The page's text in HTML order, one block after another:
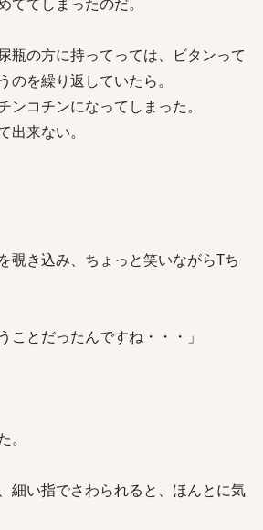
瓶の方に持ってっては、ビタンって
のを繰り返していたら。
ンコチンになってしまった。
出来ない。
覗き込み、ちょっと笑いながらTち
ことだったんですね・・・」
細い指でさわられると、ほんとに気